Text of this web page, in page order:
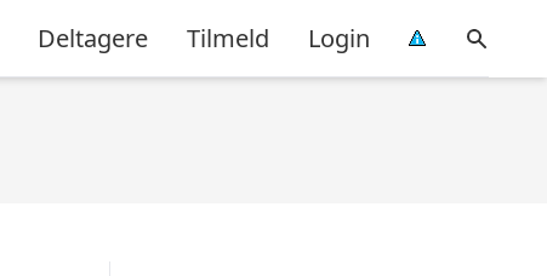
Deltagere Tilmeld Login